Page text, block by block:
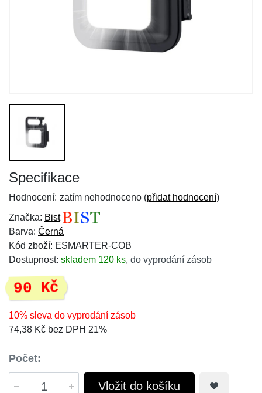
Specifikace
Hodnocení: zatím nehodnoceno (přidat hodnocení)
Značka: Bist
Barva: Černá
Kód zboží: ESMARTER-COB
Dostupnost: skladem 120 ks, do vyprodání zásob
90 Kč
10% sleva do vyprodání zásob
74,38 Kč bez DPH 21%
Počet:
Vložit do košíku